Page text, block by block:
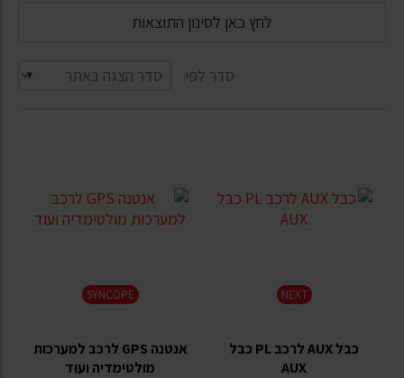
לחץ כאן לסינון התוצאות
סדר לפי
NEXT
כבל AUX לרכב PL כבל
AUX
SYNCOPE
אנטנה GPS לרכב למערכות
מולטימדיה ועוד